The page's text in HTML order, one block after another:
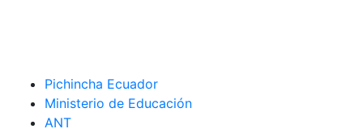
Pichincha Ecuador
Ministerio de Educación
ANT